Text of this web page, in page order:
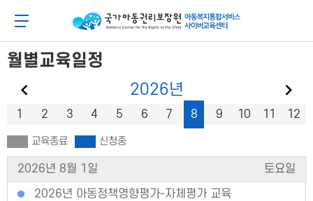
로
가
기
로
가
기
메뉴 버튼
아동이 행복한 세상 아동권리보장원 아동복지통합
월별교육일정
2026년
1 2 3 4 5 6 7 8 9 10 11 12
교육종료 신청중
2026년 8월 1일
토요일
2026년 아동정책영향평가-자체평가 교육